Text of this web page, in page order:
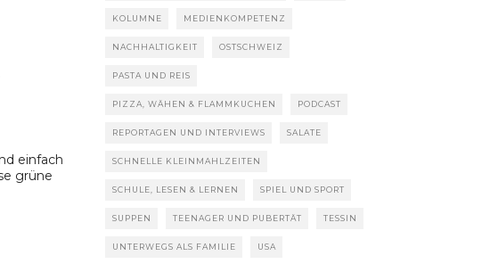
KOLUMNE MEDIENKOMPETENZ
NACHHALTIGKEIT OSTSCHWEIZ
PASTA UND REIS
PIZZA, WÄHEN & FLAMMKUCHEN PODCAST
REPORTAGEN UND INTERVIEWS SALATE
SCHNELLE KLEINMAHLZEITEN
SCHULE, LESEN & LERNEN SPIEL UND SPORT
SUPPEN TEENAGER UND PUBERTÄT TESSIN
UNTERWEGS ALS FAMILIE USA